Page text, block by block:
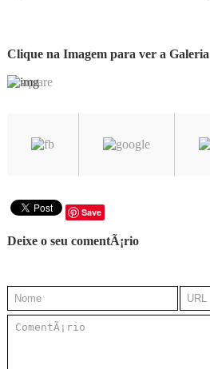
Clique na Imagem para ver a Galeria
Save
Deixe o seu comentÃ¡rio